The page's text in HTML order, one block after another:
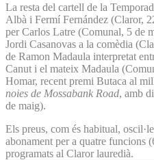
La resta del cartell de la
Albà i Fermí Fernández (Claror,
per Carlos Latre (Comunal, 5 de
Jordi Casanovas a la comèdia
de Ramon Madaula interpretat
Canut i el mateix Madaula
Homar, recent premi Butaca al
noies de Mossabank Road, amb
de maig).
Els preus, com és habitual,
abonament per a quatre funcions
programats al Claror lauredià.